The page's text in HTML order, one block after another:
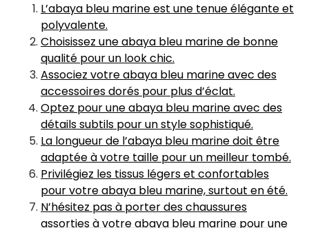
L’abaya bleu marine est une tenue élégante et
polyvalente.
Choisissez une abaya bleu marine de bonne
qualité pour un look chic.
Associez votre abaya bleu marine avec des
accessoires dorés pour plus d’éclat.
Optez pour une abaya bleu marine avec des
détails subtils pour un style sophistiqué.
La longueur de l’abaya bleu marine doit être
adaptée à votre taille pour un meilleur tombé.
Privilégiez les tissus légers et confortables
pour votre abaya bleu marine, surtout en été.
N’hésitez pas à porter des chaussures
assorties à votre abaya bleu marine pour une